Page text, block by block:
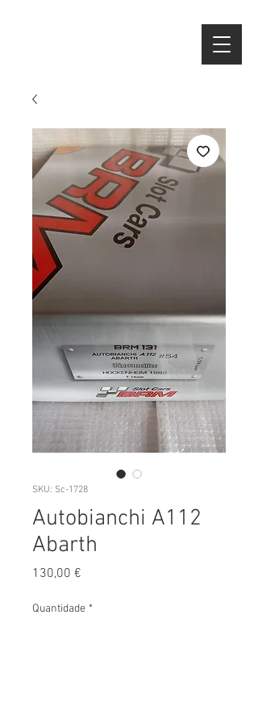
SKU: Sc-1728
Autobianchi A112
Abarth
130,00 €
Quantidade *